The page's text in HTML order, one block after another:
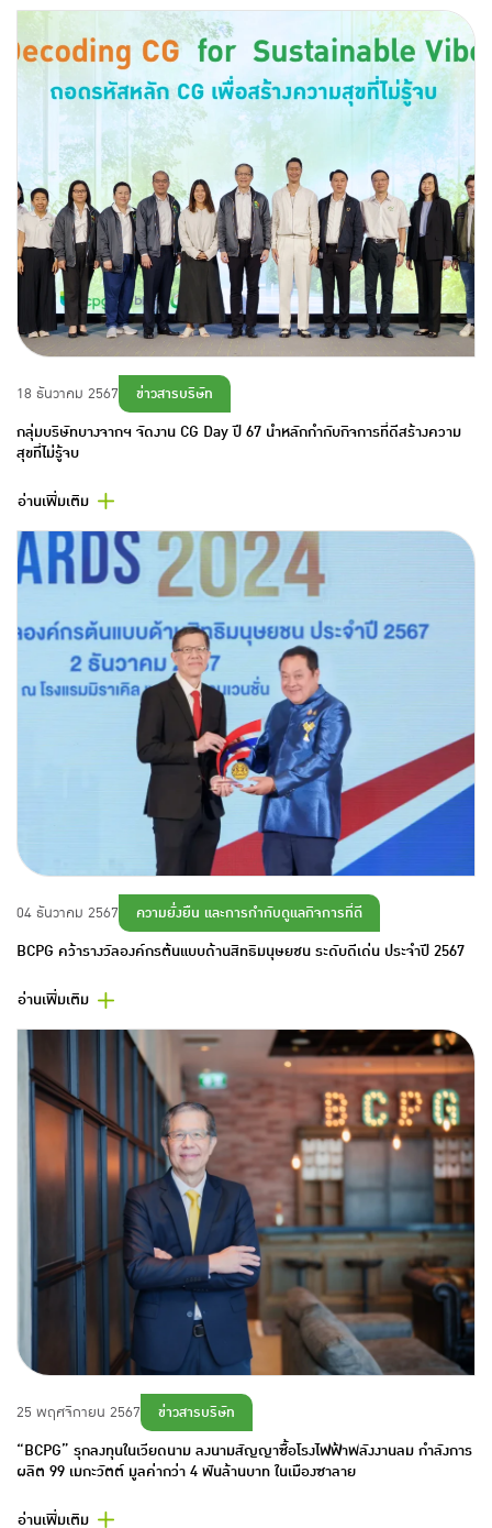
18 ธันวาคม 2567 ข่าวสารบริษัท
กลุ่มบริษัทบางจากฯ จัดงาน CG Day ปี 67 นำหลักกำกับกิจการที่ดีสร้างความ
สุขที่ไม่รู้จบ
อ่านเพิ่มเติม
04 ธันวาคม 2567 ความยั่งยืน และการกำกับดูแลกิจการที่ดี
BCPG คว้ารางวัลองค์กรต้นแบบด้านสิทธิมนุษยชน ระดับดีเด่น ประจำปี 2567
อ่านเพิ่มเติม
25 พฤศจิกายน 2567 ข่าวสารบริษัท
“BCPG” รุกลงทุนในเวียดนาม ลงนามสัญญาซื้อโรงไฟฟ้าพลังงานลม กำลังการ
ผลิต 99 เมกะวัตต์ มูลค่ากว่า 4 พันล้านบาท ในเมืองซาลาย
อ่านเพิ่มเติม